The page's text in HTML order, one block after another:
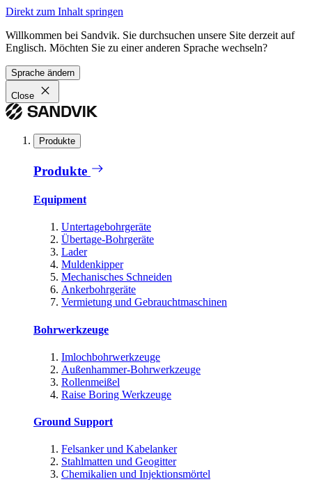
Direkt zum Inhalt springen
Willkommen bei Sandvik. Sie durchsuchen unsere Site derzeit auf
Englisch. Möchten Sie zu einer anderen Sprache wechseln?
Sprache ändern
Close
Produkte
Produkte
Equipment
Untertagebohrgeräte
Übertage-Bohrgeräte
Lader
Muldenkipper
Mechanisches Schneiden
Ankerbohrgeräte
Vermietung und Gebrauchtmaschinen
Bohrwerkzeuge
Imlochbohrwerkzeuge
Außenhammer-Bohrwerkzeuge
Rollenmeißel
Raise Boring Werkzeuge
Ground Support
Felsanker und Kabelanker
Stahlmatten und Geogitter
Chemikalien und Injektionsmörtel